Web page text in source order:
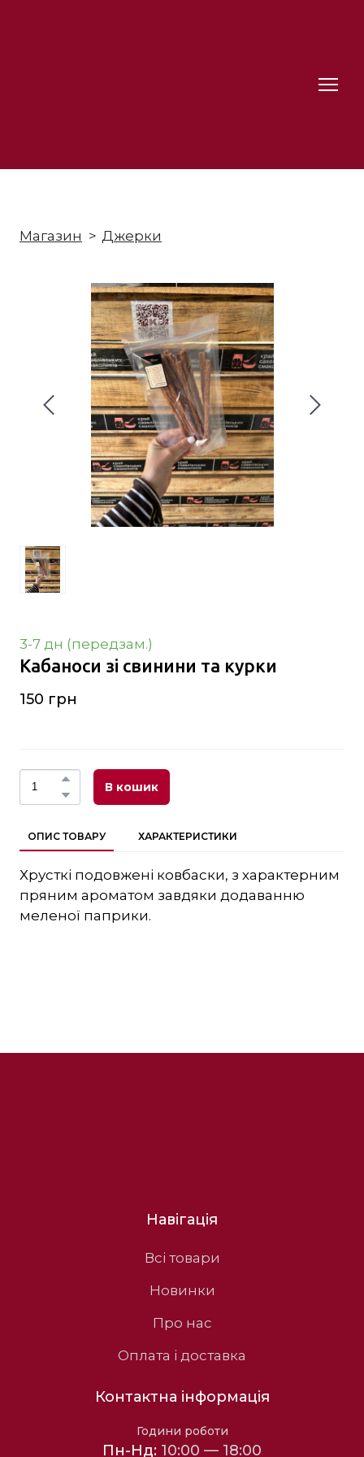
Магазин Джерки
3-7 дн (передзам.)
Кабаноси зі свинини та курки
150 грн
В кошик
ОПИС ТОВАРУ ХАРАКТЕРИСТИКИ
Хрусткі подовжені ковбаски, з характерним
пряним ароматом завдяки додаванню
меленої паприки.
Навігація
Всі товари
Новинки
Про нас
Оплата і доставка
Контактна інформація
Години роботи
Пн-Нд: 10:00 — 18:00